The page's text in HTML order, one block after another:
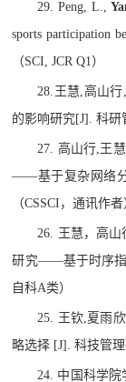
29. Peng, L.,
sports participation
（SCI, JCR Q1 ）
28. 王慧 高山行
的影响研究[J].科研
27. 高山行 王慧
——基于复杂网络
（CSSCI ，通讯作者
26. 王慧，高山
研究——基于时序
自科A类）
25. 王钦 夏雨欣,
略选择 [J].科技管
24. 中国科学院